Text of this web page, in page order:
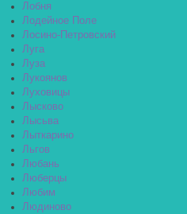
Лобня
Лодейное Поле
Лосино-Петровский
Луга
Луза
Лукоянов
Луховицы
Лысково
Лысьва
Лыткарино
Льгов
Любань
Люберцы
Любим
Людиново